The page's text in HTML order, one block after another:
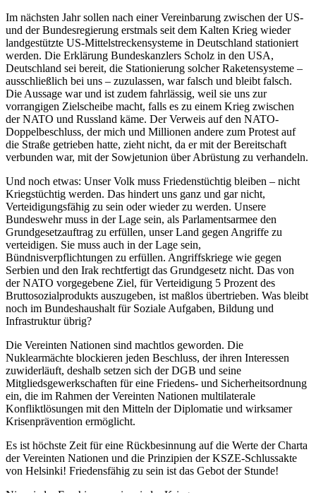
Im nächsten Jahr sollen nach einer Vereinbarung zwischen der US-
und der Bundesregierung erstmals seit dem Kalten Krieg wieder
landgestützte US-Mittelstreckensysteme in Deutschland stationiert
werden. Die Erklärung Bundeskanzlers Scholz in den USA,
Deutschland sei bereit, die Stationierung solcher Raketensysteme –
ausschließlich bei uns – zuzulassen, war falsch und bleibt falsch.
Die Aussage war und ist zudem fahrlässig, weil sie uns zur
vorrangigen Zielscheibe macht, falls es zu einem Krieg zwischen
der NATO und Russland käme. Der Verweis auf den NATO-
Doppelbeschluss, der mich und Millionen andere zum Protest auf
die Straße getrieben hatte, zieht nicht, da er mit der Bereitschaft
verbunden war, mit der Sowjetunion über Abrüstung zu verhandeln.
Und noch etwas: Unser Volk muss Friedenstüchtig bleiben – nicht
Kriegstüchtig werden. Das hindert uns ganz und gar nicht,
Verteidigungsfähig zu sein oder wieder zu werden. Unsere
Bundeswehr muss in der Lage sein, als Parlamentsarmee den
Grundgesetzauftrag zu erfüllen, unser Land gegen Angriffe zu
verteidigen. Sie muss auch in der Lage sein,
Bündnisverpflichtungen zu erfüllen. Angriffskriege wie gegen
Serbien und den Irak rechtfertigt das Grundgesetz nicht. Das von
der NATO vorgegebene Ziel, für Verteidigung 5 Prozent des
Bruttosozialprodukts auszugeben, ist maßlos übertrieben. Was bleibt
noch im Bundeshaushalt für Soziale Aufgaben, Bildung und
Infrastruktur übrig?
Die Vereinten Nationen sind machtlos geworden. Die
Nuklearmächte blockieren jeden Beschluss, der ihren Interessen
zuwiderläuft, deshalb setzen sich der DGB und seine
Mitgliedsgewerkschaften für eine Friedens- und Sicherheitsordnung
ein, die im Rahmen der Vereinten Nationen multilaterale
Konfliktlösungen mit den Mitteln der Diplomatie und wirksamer
Krisenprävention ermöglicht.
Es ist höchste Zeit für eine Rückbesinnung auf die Werte der Charta
der Vereinten Nationen und die Prinzipien der KSZE-Schlussakte
von Helsinki! Friedensfähig zu sein ist das Gebot der Stunde!